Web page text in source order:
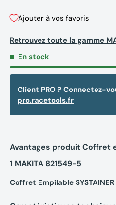
Ajouter à vos favoris
Retrouvez toute la gamme
En stock
Client PRO ? Connectez-
pro.racetools.fr
Avantages produit Coffret
1 MAKITA 821549-5
Coffret Empilable